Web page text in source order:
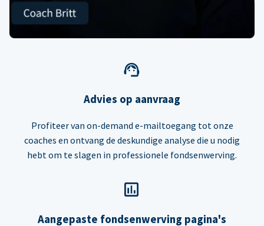
Advies op aanvraag
Profiteer van on-demand e-mailtoegang tot onze
coaches en ontvang de deskundige analyse die u nodig
hebt om te slagen in professionele fondsenwerving.
Aangepaste fondsenwerving pagina's